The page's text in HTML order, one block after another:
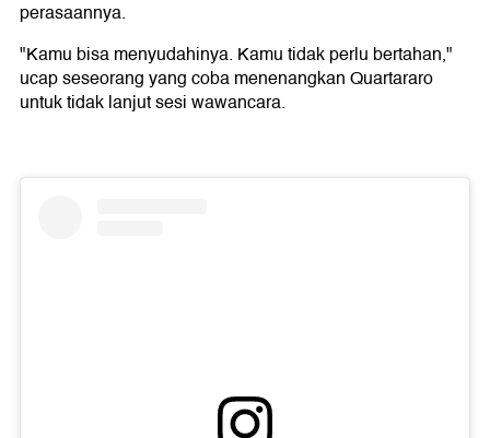
perasaannya.
"Kamu bisa menyudahinya. Kamu tidak perlu bertahan,"
ucap seseorang yang coba menenangkan Quartararo
untuk tidak lanjut sesi wawancara.